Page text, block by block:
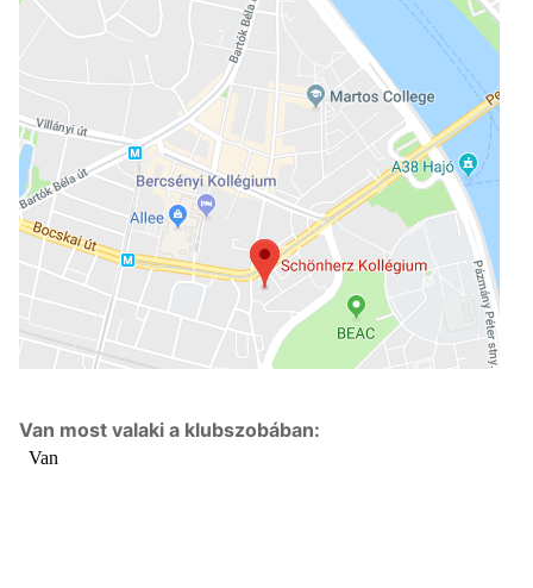
Van most valaki a klubszobában: